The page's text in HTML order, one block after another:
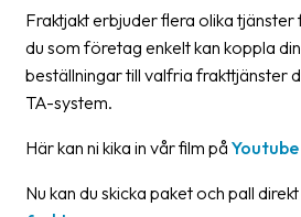
Fraktjakt
Media
Coworkers
Job
&
Fraktjakt erbjuder flera olika
du som företag enkelt kan koppla
beställningar till valfria frakttjänster
TA-system.
Här kan ni kika in vår film på Youtube
Nu kan du skicka paket och pall